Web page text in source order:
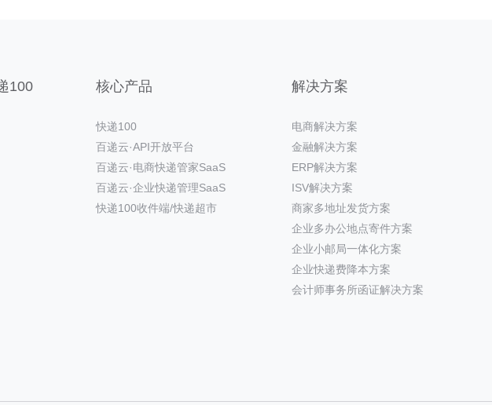
100 核心产品
快递100
百递云·API开放平台
百递云·电商快递管家SaaS
百递云·企业快递管理SaaS
快递100收件端/快递超市
解决方案
电商解决方案
金融解决方案
ERP解决方案
ISV解决方案
商家多地址发货方案
企业多办公地点寄件方案
企业小邮局一体化方案
企业快递费降本方案
会计师事务所函证解决方案